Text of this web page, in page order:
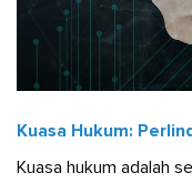
Kuasa Hukum:
Kuasa hukum adalah